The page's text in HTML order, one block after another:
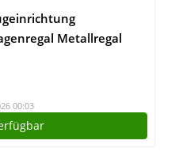
Metallregal
Regalsystem Racking
Autoregal
Rot
00:03